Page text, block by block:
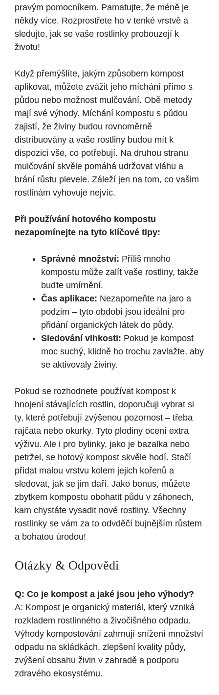
pravým pomocníkem. Pamatujte, že méně je
někdy více. Rozprostřete ho v tenké vrstvě a
sledujte, jak se vaše rostlinky probouzejí k
životu!
Když přemýšlíte, jakým způsobem kompost
aplikovat, můžete zvážit jeho míchání přímo s
půdou nebo možnost mulčování. Obě metody
mají své výhody. Míchání kompostu s půdou
zajistí, že živiny budou rovnoměrně
distribuovány a vaše rostliny budou mít k
dispozici vše, co potřebují. Na druhou stranu
mulčování skvěle pomáhá udržovat vláhu a
brání růstu plevele. Záleží jen na tom, co vašim
rostlinám vyhovuje nejvíc.
Při používání hotového kompostu
nezapomínejte na tyto klíčové tipy:
Správné množství: Příliš mnoho
kompostu může zalít vaše rostliny, takže
buďte umírnění.
Čas aplikace: Nezapomeňte na jaro a
podzim – tyto období jsou ideální pro
přidání organických látek do půdy.
Sledování vlhkosti: Pokud je kompost
moc suchý, klidně ho trochu zavlažte, aby
se aktivovaly živiny.
Pokud se rozhodnete používat kompost k
hnojení stávajících rostlin, doporučuji vybrat si
ty, které potřebují zvýšenou pozornost – třeba
rajčata nebo okurky. Tyto plodiny ocení extra
výživu. Ale i pro bylinky, jako je bazalka nebo
petržel, se hotový kompost skvěle hodí. Stačí
přidat malou vrstvu kolem jejich kořenů a
sledovat, jak se jim daří. Jako bonus, můžete
zbytkem kompostu obohatit půdu v záhonech,
kam chystáte vysadit nové rostliny. Všechny
rostlinky se vám za to odvděčí bujnějším růstem
a bohatou úrodou!
Otázky & Odpovědi
Q: Co je kompost a jaké jsou jeho výhody?
A: Kompost je organický materiál, který vzniká
rozkladem rostlinného a živočišného odpadu.
Výhody kompostování zahrnují snížení množství
odpadu na skládkách, zlepšení kvality půdy,
zvýšení obsahu živin v zahradě a podporu
zdravého ekosystému.